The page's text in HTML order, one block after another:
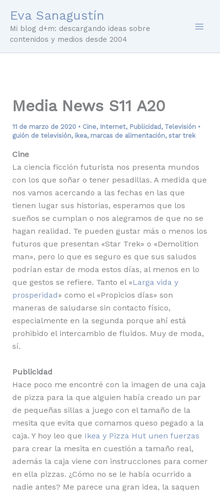
contenido
Eva Sanagustín
Mi blog d+m: descargando ideas sobre
contenidos y medios desde 2004
Media News S11 A20
11 de marzo de 2020 • Cine, Internet, Publicidad , Televisión•
guión de televisión, ikea, marcas de alimentación, star trek
Cine
La ciencia ficción futurista nos presenta mundos
con los que soñar o tener pesadillas. A medida que
nos vamos acercando a las fechas en las que
tienen lugar sus historias, esperamos que los
sueños se cumplan o nos alegramos de que no se
hagan realidad. Te pueden gustar más o menos los
futuros que presentan «Star Trek» o «Demolition
man», pero lo que es seguro es que sus saludos
podrían estar de moda estos días, al menos en lo
que gestos se refiere. Tanto el «Larga vida y
prosperidad» como el «Propicios días» son
maneras de saludarse sin contacto físico,
especialmente en la segunda porque ahí está
prohibido el intercambio de fluidos. Muy de moda,
sí.
Publicidad
Hace poco me encontré con la imagen de una caja
de pizza para la que alguien había creado un par
de pequeñas sillas a juego con el tamaño de la
mesita que evita que comamos queso pegado a la
caja. Y hoy leo que Ikea y Pizza Hut unen fuerzas
para crear la mesita en cuestión a tamaño real,
además la caja viene con instrucciones para comer
en ella pizzas. ¿Cómo no se le había ocurrido a
nadie antes? Me parece una gran idea, la saquen